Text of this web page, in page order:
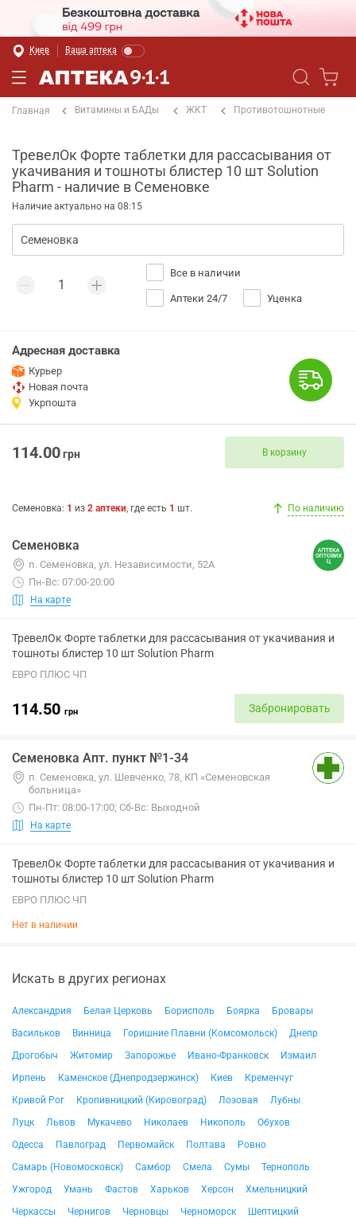
Киев Ваша аптека
Главная Витамины и БАДы ЖКТ Противотошнотные
ТревелОк Форте таблетки для рассасывания от
укачивания и тошноты блистер 10 шт Solution
Pharm - наличие в Семеновке
Наличие актуально на 08:15
Все в наличии
Аптеки 24/7 Уценка
Адресная доставка
Курьер
Новая почта
Укрпошта
114.00грн В корзину
Семеновка: 1 из 2 аптеки, где есть 1 шт. По наличию
Семеновка
п. Семеновка, ул. Независимости, 52А
Пн-Вс: 07:00-20:00
На карте
ТревелОк Форте таблетки для рассасывания от укачивания и
тошноты блистер 10 шт Solution Pharm
ЕВРО ПЛЮС ЧП
114.50 грн Забронировать
Семеновка Апт. пункт №1-34
п. Семеновка, ул. Шевченко, 78, КП «Семеновская
больница»
Пн-Пт: 08:00-17:00; Сб-Вс: Выходной
На карте
ТревелОк Форте таблетки для рассасывания от укачивания и
тошноты блистер 10 шт Solution Pharm
ЕВРО ПЛЮС ЧП
Нет в наличии
Искать в других регионах
Александрия Белая Церковь Борисполь Боярка
Бровары
Васильков
Винница Горишние Плавни (Комсомольск)
Днепр
Дрогобыч
Житомир Запорожье Ивано-Франковск
Измаил
Ирпень
Каменское (Днепродзержинск) Киев
Кременчуг
Кривой Рог
Кропивницкий (Кировоград) Лозовая
Лубны
Луцк
Львов Мукачево Николаев Никополь
Обухов
Одесса
Павлоград Первомайск Полтава
Ровно
Самарь (Новомосковск)
Самбор Смела Сумы
Тернополь
Ужгород
Умань Фастов Харьков Херсон
Хмельницкий
Черкассы
Чернигов Черновцы Черноморск Шептицкий